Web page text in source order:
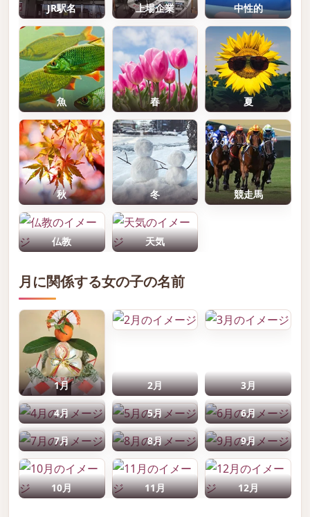
JR駅名 上場企業 中性的
魚 春 夏
秋 冬 競走馬
仏教 天気
月に関係する女の子の名前
1月 2月 3月
4月 5月 6月
7月 8月 9月
10月 11月 12月